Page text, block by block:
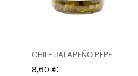
CHILE JALAPEÑO PEPE
COMALA...
Precio
8,60 €